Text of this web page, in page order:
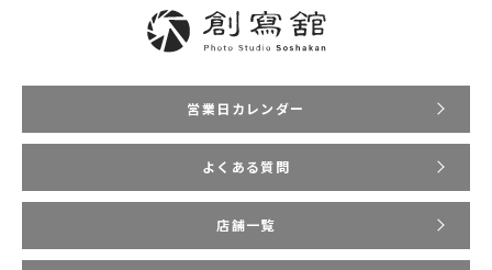
営業日カレンダー
よくある質問
店舗一覧